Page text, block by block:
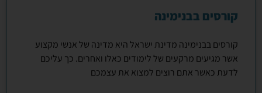
קורסים בבנימינה
קורסים בבנימינה מדינת ישראל היא מדינה של אנשי מקצוע
אשר מגיעים מרקעים של לימודים כאלו ואחרים. כך עליכם
לדעת כאשר אתם רוצים למצוא את עצמכם